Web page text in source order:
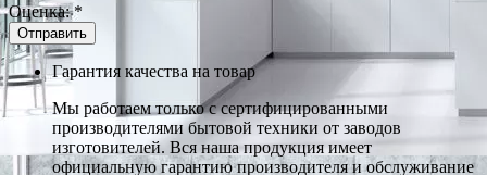
Оценка:*
Гарантия качества на товар
Мы работаем только с сертифицированными
производителями бытовой техники от заводов
изготовителей. Вся наша продукция имеет
официальную гарантию производителя и обслуживание